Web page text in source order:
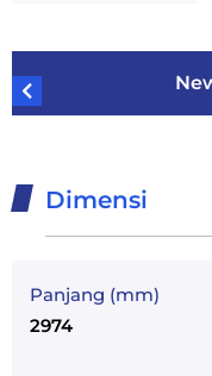
Dimensi
Panjang (mm)
2974